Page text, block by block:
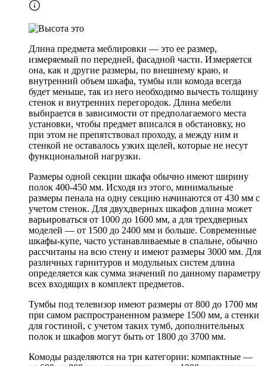
Длина предмета меблировки — это ее размер,
измеряемый по передней, фасадной части. Измеряется
она, как и другие размеры, по внешнему краю, и
внутренний объем шкафа, тумбы или комода всегда
будет меньше, так из него необходимо вычесть толщину
стенок и внутренних перегородок. Длина мебели
выбирается в зависимости от предполагаемого места
установки, чтобы предмет вписался в обстановку, но
при этом не препятствовал проходу, а между ним и
стенкой не оставалось узких щелей, которые не несут
функциональной нагрузки.
Размеры одной секции шкафа обычно имеют ширину
полок 400-450 мм. Исходя из этого, минимальные
размеры пенала на одну секцию начинаются от 430 мм с
учетом стенок. Для двухдверных шкафов длина может
варьироваться от 1000 до 1600 мм, а для трехдверных
моделей — от 1500 до 2400 мм и больше. Современные
шкафы-купе, часто устанавливаемые в спальне, обычно
рассчитаны на всю стену и имеют размеры 3000 мм. Для
различных гарнитуров и модульных систем длина
определяется как сумма значений по данному параметру
всех входящих в комплект предметов.
Тумбы под телевизор имеют размеры от 800 до 1700 мм
при самом распространенном размере 1500 мм, а стенки
для гостиной, с учетом таких тумб, дополнительных
полок и шкафов могут быть от 1800 до 3700 мм.
Комоды разделяются на три категории: компактные —